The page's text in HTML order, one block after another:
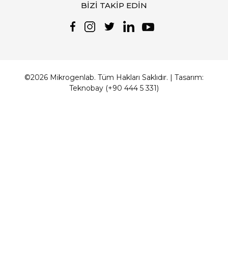
BİZİ TAKİP EDİN
©2026 Mikrogenlab. Tüm Hakları Saklıdır. | Tasarım:
Teknobay (+90 444 5 331)